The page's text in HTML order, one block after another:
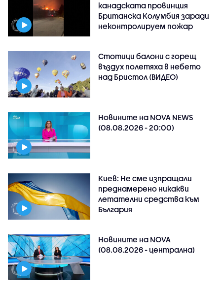
канадската провинция
Британска Колумбия заради
неконтролируем пожар
Стотици балони с горещ
въздух полетяха в небето
над Бристол (ВИДЕО)
Новините на NOVA NEWS
(08.08.2026 - 20:00)
Киев: Не сме изпращали
преднамерено никакви
летателни средства към
България
Новините на NOVA
(08.08.2026 - централна)